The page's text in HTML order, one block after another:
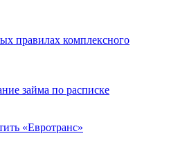
правилах комплексного
займа по расписке
«Евротранс»